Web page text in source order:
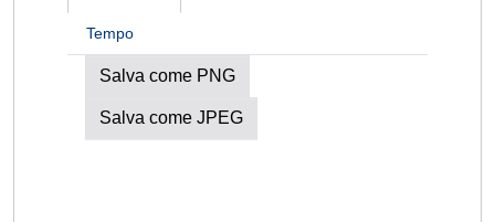
Tempo
Salva come PNG
Salva come JPEG